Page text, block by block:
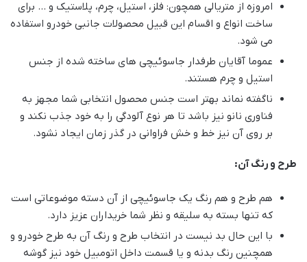
امروزه از متریالی همچون: فلز، استیل، چرم، پلاستیک و … برای
ساخت انواع و اقسام این قبیل محصولات جانبی خودرو استفاده
می شود.
عموما آقایان طرفدار جاسوئیچی های ساخته شده از جنس
استیل و چرم هستند.
ناگفته نماند بهتر است جنس محصول انتخابی شما مجهز به
فناوری نانو نیز باشد تا هر نوع آلودگی را به خود جذب نکند و
بر روی آن نیز خط و خش فراوانی در گذر زمان ایجاد نشود.
طرح و رنگ آن:
هم طرح و هم رنگ یک جاسوئیچی از آن دسته موضوعاتی است
که تنها بسته به سلیقه و نظر شما خریداران عزیز دارد.
با این حال بد نیست در انتخاب طرح و رنگ آن به طرح خودرو و
همچنین رنگ بدنه و یا قسمت داخل اتومبیل خود نیز گوشه